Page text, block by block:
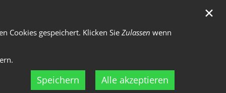
Cookies gespeichert. Klicken Sie Zulassen wenn
Speichern Alle akzeptieren
✕